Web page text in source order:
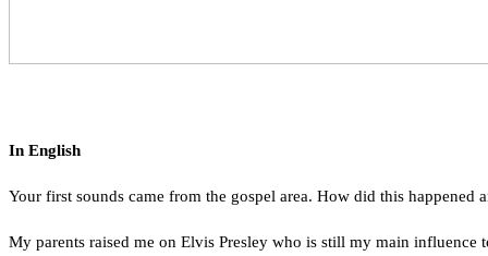
In English
Your first sounds came from the gospel area. How did this
My parents raised me on Elvis Presley who is still my main